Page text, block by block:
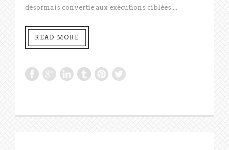
désormais convertie aux exécutions ciblées....
READ MORE